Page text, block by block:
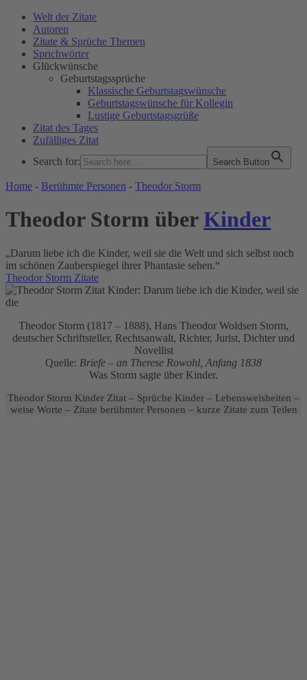
Welt der Zitate
Autoren
Zitate & Sprüche Themen
Sprichwörter
Glückwünsche
Geburtstagssprüche
Klassische Geburtstagswünsche
Geburtstagswünsche für Kollegin
Lustige Geburtstagsgrüße
Zitat des Tages
Zufälliges Zitat
Search for:
Search Button
WELT DER ZITATE
Home - Berühmte Personen - Theodor Storm
Theodor Storm überKinder
„Darum liebe ich die Kinder, weil sie die Welt und sich selbst noch
im schönen Zauberspiegel ihrer Phantasie sehen.“
Theodor Storm Zitate
Theodor Storm (1817 – 1888), Hans Theodor Woldsen Storm,
deutscher Schriftsteller, Rechtsanwalt, Richter, Jurist, Dichter und
Novellist
Quelle: Briefe – an Therese Rowohl, Anfang 1838
Was Storm sagte über Kinder.
Theodor Storm Kinder Zitat – Sprüche Kinder – Lebensweisheiten –
weise Worte – Zitate berühmter Personen – kurze Zitate zum Teilen